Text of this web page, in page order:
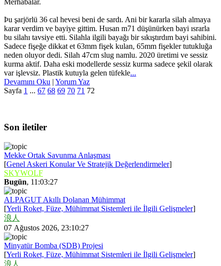
Þu şarjörlü 36 cal hevesi beni de sardı. Ani bir kararla silah almaya
karar verdim ve bayiye gittim. Husan m71 düşünürken bayi ısrarla
bu silahı tavsiye etti. Silahla ilgili bayağı bir sıkıştırdım bayi sahibini.
Sadece fişeğe dikkat et 63mm fişek kulan, 65mm fişekler tutukluğa
neden oluyor dedi. Silah 47cm slug namlu. 2020 üretimi ve sessiz
kurma aktif. Daha eski modellerde sessiz kurma sadece şekil olarak
var işlevsiz. Plastik kutuyla gelen tüfekle...
Devamını Oku | Yorum Yaz
Sayfa 1 ... 67 68 69 70 71 72
Son iletiler
Mekke Ortak Savunma Anlaşması
[Genel Askeri Konular Ve Stratejik Değerlendirmeler]
SKYWOLF
Bugün, 11:03:27
ALPAGUT Akıllı Dolanan Mühimmat
[Yerli Roket, Füze, Mühimmat Sistemleri ile İlgili Gelişmeler]
浪人
07 Ağustos 2026, 23:10:27
Minyatür Bomba (SDB) Projesi
[Yerli Roket, Füze, Mühimmat Sistemleri ile İlgili Gelişmeler]
浪人